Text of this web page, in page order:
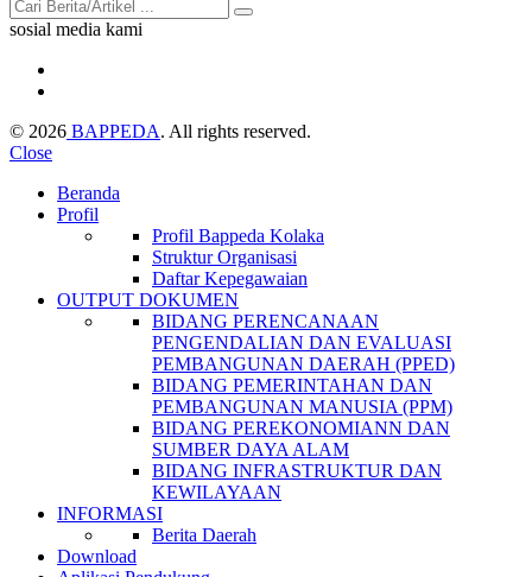
sosial media kami
© 2026 BAPPEDA. All rights reserved.
Close
Beranda
Profil
Profil Bappeda Kolaka
Struktur Organisasi
Daftar Kepegawaian
OUTPUT DOKUMEN
BIDANG PERENCANAAN
PENGENDALIAN DAN EVALUASI
PEMBANGUNAN DAERAH (PPED)
BIDANG PEMERINTAHAN DAN
PEMBANGUNAN MANUSIA (PPM)
BIDANG PEREKONOMIANN DAN
SUMBER DAYA ALAM
BIDANG INFRASTRUKTUR DAN
KEWILAYAAN
INFORMASI
Berita Daerah
Download